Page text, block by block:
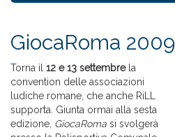
del Trofeo RiLL.
GiocaRoma 2009
Torna il 12 e 13 settembrela
convention delle associazioni
ludiche romane, che anche RiLL
supporta. Giunta ormai alla sesta
edizione, GiocaRoma si svolgerà